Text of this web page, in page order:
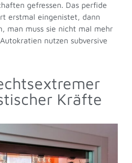
gefressen. Das perfide
erstmal eingenistet, dann
man muss sie nicht mal mehr
nutzen subversive
Kräfte